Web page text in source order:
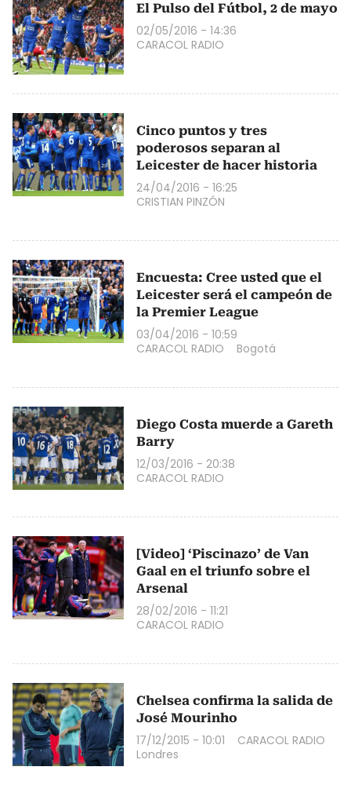
El Pulso del Fútbol, 2 de mayo
02/05/2016 - 14:36
CARACOL RADIO
Cinco puntos y tres
poderosos separan al
Leicester de hacer historia
24/04/2016 - 16:25
CRISTIAN PINZÓN
Encuesta: Cree usted que el
Leicester será el campeón de
la Premier League
03/04/2016 - 10:59
CARACOL RADIO
Bogotá
Diego Costa muerde a Gareth
Barry
12/03/2016 - 20:38
CARACOL RADIO
[Video] ‘Piscinazo’ de Van
Gaal en el triunfo sobre el
Arsenal
28/02/2016 - 11:21
CARACOL RADIO
Chelsea confirma la salida de
José Mourinho
17/12/2015 - 10:01
CARACOL RADIO
Londres